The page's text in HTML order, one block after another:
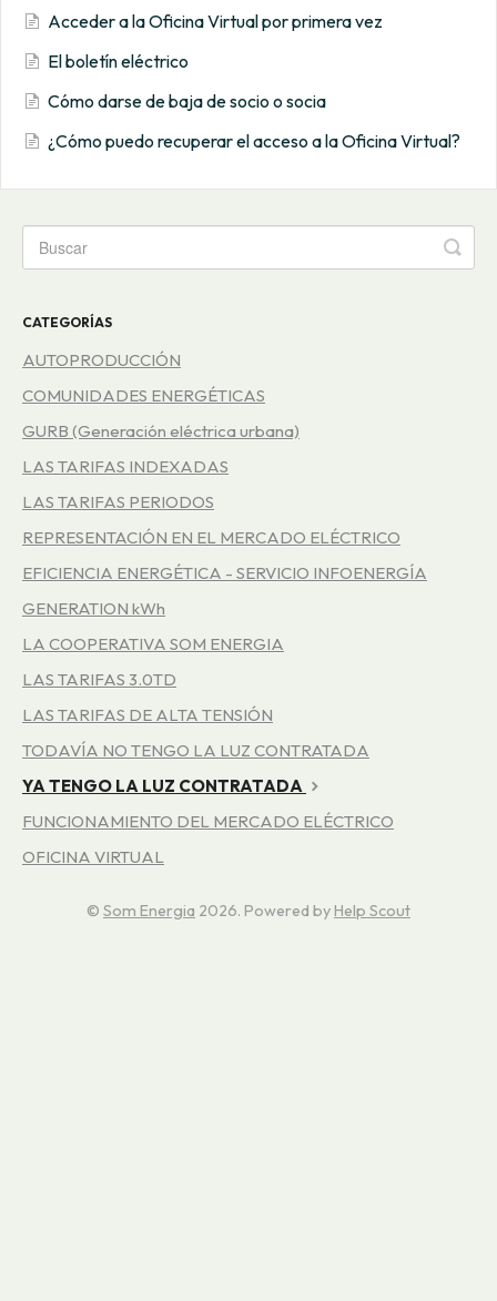
Acceder a la Oficina Virtual por primera vez
El boletín eléctrico
Cómo darse de baja de socio o socia
¿Cómo puedo recuperar el acceso a la Oficina Virtual?
CATEGORÍAS
AUTOPRODUCCIÓN
COMUNIDADES ENERGÉTICAS
GURB (Generación eléctrica urbana)
LAS TARIFAS INDEXADAS
LAS TARIFAS PERIODOS
REPRESENTACIÓN EN EL MERCADO ELÉCTRICO
EFICIENCIA ENERGÉTICA - SERVICIO INFOENERGÍA
GENERATION kWh
LA COOPERATIVA SOM ENERGIA
LAS TARIFAS 3.0TD
LAS TARIFAS DE ALTA TENSIÓN
TODAVÍA NO TENGO LA LUZ CONTRATADA
YA TENGO LA LUZ CONTRATADA
FUNCIONAMIENTO DEL MERCADO ELÉCTRICO
OFICINA VIRTUAL
© Som Energia 2026. Powered byHelp Scout